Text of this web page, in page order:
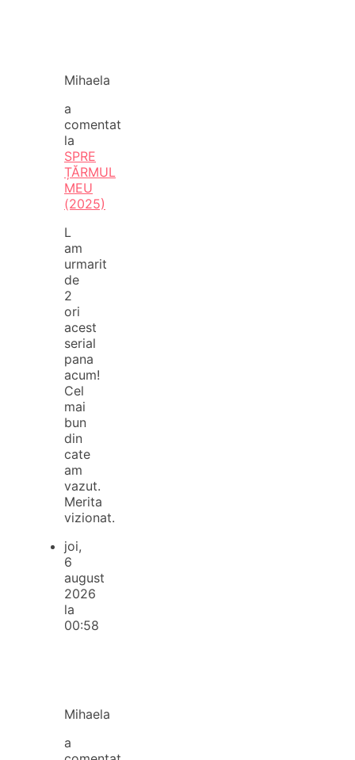
Mihaela
a
comentat
la
SPRE
ȚĂRMUL
MEU
(2025)
L
am
urmarit
de
2
ori
acest
serial
pana
acum!
Cel
mai
bun
din
cate
am
vazut.
Merita
vizionat.
joi,
6
august
2026
la
00:58
Mihaela
a